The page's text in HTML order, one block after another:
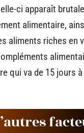
ci apparaît
alimentaire,
aliments riches en
qui va de 15 jours